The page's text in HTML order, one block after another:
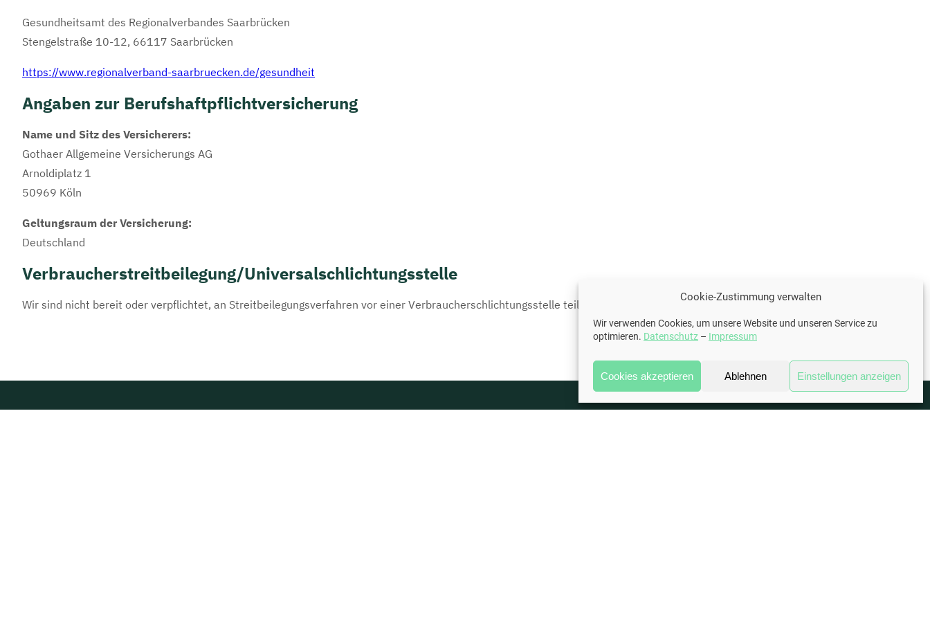
Cookie-Zustimmung verwalten
Wir verwenden Cookies, um unsere Website und unseren Service zu
optimieren. Datenschutz – Impressum
Cookies akzeptieren Ablehnen Einstellungen anzeigen
Gesundheitsamt des Regionalverbandes Saarbrücken
Stengelstraße 10-12, 66117 Saarbrücken
https://www.regionalverband-saarbruecken.de/gesundheit
Angaben zur Berufshaftpflichtversicherung
Name und Sitz des Versicherers:
Gothaer Allgemeine Versicherungs AG
Arnoldiplatz 1
50969 Köln
Geltungsraum der Versicherung:
Deutschland
Verbraucherstreitbeilegung/Universalschlichtungsstelle
Wir sind nicht bereit oder verpflichtet, an Streitbeilegungsverfahren vor einer Verbraucherschlichtungsstelle teilzunehmen.